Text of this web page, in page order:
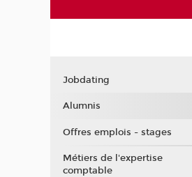
Jobdating
Alumnis
Offres emplois - stages
Métiers de l'expertise
comptable